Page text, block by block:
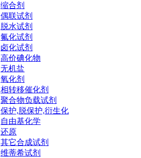
缩合剂
偶联试剂
脱水试剂
氟化试剂
卤化试剂
高价碘化物
无机盐
氧化剂
相转移催化剂
聚合物负载试剂
保护,脱保护,衍生化
自由基化学
还原
其它合成试剂
维蒂希试剂